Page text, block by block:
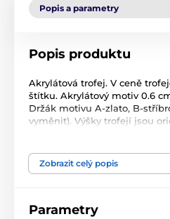
Popis a parametry
Popis produktu
Akrylátová trofej. V ceně
štítku. Akrylátový motiv 0.6
Držák motivu A-zlato, B-
vyměnit). Výšky trofejí jsou
Produkt je zařazen v
Zobrazit celý popis
Parametry